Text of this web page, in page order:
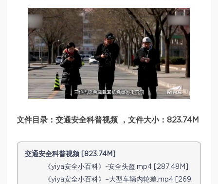
文件目录：交通安全科普视频 ，文件大小：823.74M
交通安全科普视频 [823.74M]
《yiya安全小百科》-安全头盔.mp4 [287.48M]
《yiya安全小百科》–大型车辆内轮差.mp4 [269.